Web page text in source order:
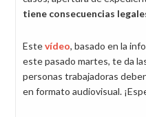
tiene consecuencias
Estevídeo, basado en la
este pasado martes, te da
personas trabajadoras
en formato audiovisual.